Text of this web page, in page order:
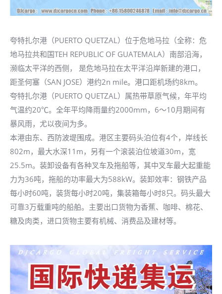
夸特扎尔港（PUERTO QUETZAL）位于危地马拉（全称：危
地马拉共和国TEH REPUBLIC OF GUATEMALA）南部沿海，
濒临太平洋的西侧， 是危地马拉在太平洋沿岸新建的港口，
距圣何塞（SAN JOSE）港约2n mile。港口距机场约8km。
夸特扎尔港（PUERTO QUETZAL）属热带草原气候，年平均
气温约20℃。全年平均降雨量约2000mm，6～10月期间有
暴风雨，尤以夜间为多。
本港由东、西防波堤围成。港区主要码头泊位有4个，岸线长
802m，最大水深11m，另有一个滚装泊位坡道30m，宽
25.5m。装卸设备有各种叉车及拖船等，其中叉车最大起重能
力为36吨，拖船的功率最大为588kW。装卸效率：钢铁产品
每小时60吨，装货每小时20吨，集装箱每小时8只。码头最大
可靠3万载重吨的船舶。主要出口货物为香蕉、咖啡、棉花、
糖及肉类，进口货物主要有机械、消费品及建材等。